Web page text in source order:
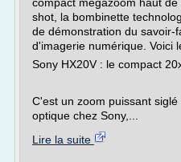
shot, la bombinette
de démonstration du savoir-
d'imagerie numérique. Voici
Sony HX20V : le compact
C'est un zoom puissant
optique chez Sony,...
Lire la suite